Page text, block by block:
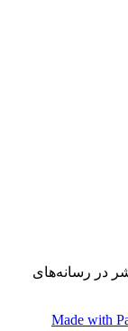
در رسانه‌های
Made with